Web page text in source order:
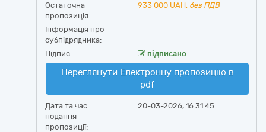
Остаточна
пропозиція:
933 000 UAH, без ПДВ
Інформація про
субпідрядника:
-
Підпис: підписано
Переглянути Електронну пропозицію в
pdf
Дата та час
подання
пропозиції:
20-03-2026, 16:31:45